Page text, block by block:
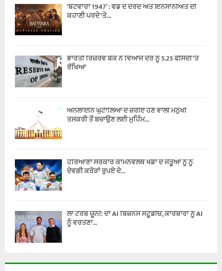
‘ਬਟਵਾਰਾ 1947’ : ਵੰਡ ਦੇ ਦਰਦ ਅਤੇ ਇਨਸਾਨੀਅਤ ਦੀ
ਕਹਾਣੀ ਪਰਦੇ ‘ਤੇ...
ਭਾਰਤੀ ਰਿਜ਼ਰਵ ਬੈਂਕ ਨੇ ਵਿਆਜ ਦਰ ਨੂੰ 5.25 ਫੀਸਦੀ ‘ਤੇ
ਰੱਖਿਆ
ਔਨਲਾਈਨ ਘੁਟਾਲਿਆਂ ਦੇ ਜ਼ਰੀਏ ਹੋਣ ਵਾਲੀ ਮਨੁੱਖੀ
ਤਸਕਰੀ ਤੋਂ ਬਚਾਉਣ ਲਈ ਮੁਹਿੰਮ...
ਹਰਿਆਣਾ ਸਰਕਾਰ ਕਾਮਨਵੈੱਲਥ ਖੇਡਾਂ ਦੇ ਜੇਤੂਆਂ ਨੂੰ ਨੂੰ
ਦੇਵਗੀ ਕਰੋੜਾਂ ਰੁਪਏ ਦੇ...
ਲਾ ਟਰੋਬ ਯੂਨੀ: ਦਾ AI ਬਿਜ਼ਨਸ ਸਟੂਡੀਓ, ਕਾਰੋਬਾਰਾਂ ਨੂੰ AI
ਨੂੰ ਵਰਤਣਾ...